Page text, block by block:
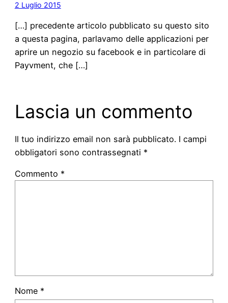
2 Luglio 2015
[…] precedente articolo pubblicato su questo sito
a questa pagina, parlavamo delle applicazioni per
aprire un negozio su facebook e in particolare di
Payvment, che […]
Lascia un commento
Il tuo indirizzo email non sarà pubblicato. I campi
obbligatori sono contrassegnati *
Commento *
Nome *